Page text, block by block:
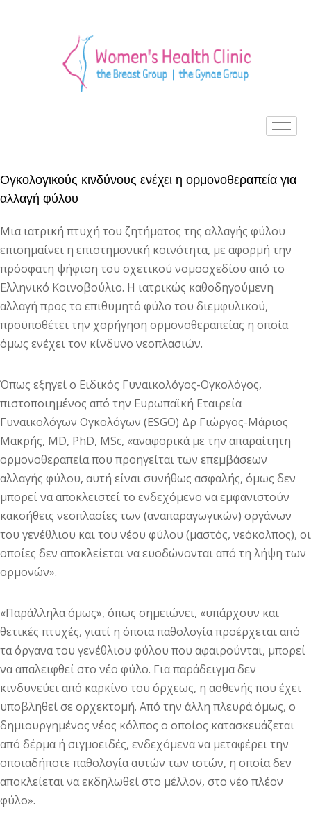
Ογκολογικούς κινδύνους ενέχει η ορμονοθεραπεία για
αλλαγή φύλου
Μια ιατρική πτυχή του ζητήματος της αλλαγής φύλου
επισημαίνει η επιστημονική κοινότητα, με αφορμή την
πρόσφατη ψήφιση του σχετικού νομοσχεδίου από το
Ελληνικό Κοινοβούλιο. Η ιατρικώς καθοδηγούμενη
αλλαγή προς το επιθυμητό φύλο του διεμφυλικού,
προϋποθέτει την χορήγηση ορμονοθεραπείας η οποία
όμως ενέχει τον κίνδυνο νεοπλασιών.
Όπως εξηγεί ο Ειδικός Γυναικολόγος-Ογκολόγος,
πιστοποιημένος από την Ευρωπαϊκή Εταιρεία
Γυναικολόγων Ογκολόγων (ESGO) Δρ Γιώργος-Μάριος
Μακρής, MD, PhD, MSc, «αναφορικά με την απαραίτητη
ορμονοθεραπεία που προηγείται των επεμβάσεων
αλλαγής φύλου, αυτή είναι συνήθως ασφαλής, όμως δεν
μπορεί να αποκλειστεί το ενδεχόμενο να εμφανιστούν
κακοήθεις νεοπλασίες των (αναπαραγωγικών) οργάνων
του γενέθλιου και του νέου φύλου (μαστός, νεόκολπος), οι
οποίες δεν αποκλείεται να ευοδώνονται από τη λήψη των
ορμονών».
«Παράλληλα όμως», όπως σημειώνει, «υπάρχουν και
θετικές πτυχές, γιατί η όποια παθολογία προέρχεται από
τα όργανα του γενέθλιου φύλου που αφαιρούνται, μπορεί
να απαλειφθεί στο νέο φύλο. Για παράδειγμα δεν
κινδυνεύει από καρκίνο του όρχεως, η ασθενής που έχει
υποβληθεί σε ορχεκτομή. Από την άλλη πλευρά όμως, ο
δημιουργημένος νέος κόλπος ο οποίος κατασκευάζεται
από δέρμα ή σιγμοειδές, ενδεχόμενα να μεταφέρει την
οποιαδήποτε παθολογία αυτών των ιστών, η οποία δεν
αποκλείεται να εκδηλωθεί στο μέλλον, στο νέο πλέον
φύλο».